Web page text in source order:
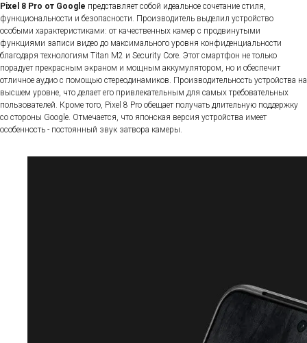
Pixel 8 Pro от Google представляет собой идеальное сочетание стиля,
функциональности и безопасности. Производитель выделил устройство
особыми характеристиками: от качественных камер с продвинутыми
функциями записи видео до максимального уровня конфиденциальности
благодаря технологиям Titan M2 и Security Core. Этот смартфон не только
порадует прекрасным экраном и мощным аккумулятором, но и обеспечит
отличное аудио с помощью стереодинамиков. Производительность устройства на
высшем уровне, что делает его привлекательным для самых требовательных
пользователей. Кроме того, Pixel 8 Pro обещает получать длительную поддержку
со стороны Google. Отмечается, что японская версия устройства имеет
особенность - постоянный звук затвора камеры.